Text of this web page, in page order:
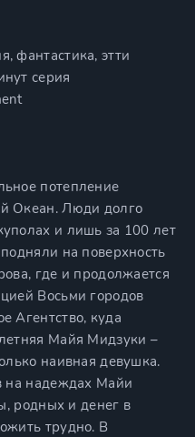
фантастика, этти
серия
потепление
Океан. Люди долго
и лишь за 100 лет
на поверхность
где и продолжается
Восьми городов
Агентство, куда
Майя Мидзуки –
наивная девушка.
на надеждах Майи
родных и денег в
трудно. В